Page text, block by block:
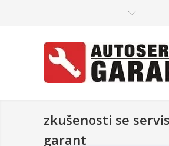
zkušenosti se
garant